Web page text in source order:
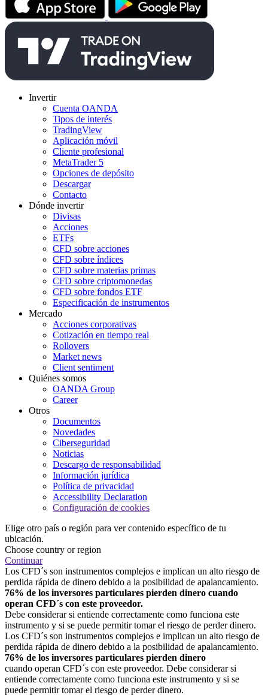
Invertir
Cuenta OANDA
Tipos de interés
TradingView
Aplicación móvil
Cliente profesional
MetaTrader 5
Opciones de depósito
Descargar
Contacto
Dónde invertir
Divisas
Acciones
ETFs
CFD sobre acciones
CFD sobre índices
CFD sobre materias primas
CFD sobre criptomonedas
CFD sobre fondos ETF
Especificación de instrumentos
Mercado
Acciones corporativas
Cotización en tiempo real
Rollovers
Market news
Client sentiment
Quiénes somos
OANDA Group
Career
Otros
Documentos
Novedades
Ciberseguridad
Noticias
Descargo de responsabilidad
Información jurídica
Política de privacidad
Accessibility Declaration
Configuración de cookies
Elige otro país o región para ver contenido específico de tu
ubicación.
Choose country or region
Continuar
Los CFD´s son instrumentos complejos e implican un alto riesgo de
perdida rápida de dinero debido a la posibilidad de apalancamiento.
76% de los inversores particulares pierden dinero cuando
operan CFD´s con este proveedor.
Debe considerar si entiende correctamente como funciona este
instrumento y si se puede permitir tomar el riesgo de perder dinero.
Los CFD´s son instrumentos complejos e implican un alto riesgo de
perdida rápida de dinero debido a la posibilidad de apalancamiento.
76% de los inversores particulares pierden dinero
cuando operan CFD´s con este proveedor. Debe considerar si
entiende correctamente como funciona este instrumento y si se
puede permitir tomar el riesgo de perder dinero.